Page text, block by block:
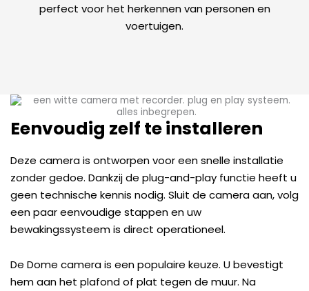
perfect voor het herkennen van personen en
voertuigen.
Eenvoudig zelf te installeren
Deze camera is ontworpen voor een snelle installatie
zonder gedoe. Dankzij de plug-and-play functie heeft u
geen technische kennis nodig. Sluit de camera aan, volg
een paar eenvoudige stappen en uw
bewakingssysteem is direct operationeel.
De Dome camera is een populaire keuze. U bevestigt
hem aan het plafond of plat tegen de muur. Na